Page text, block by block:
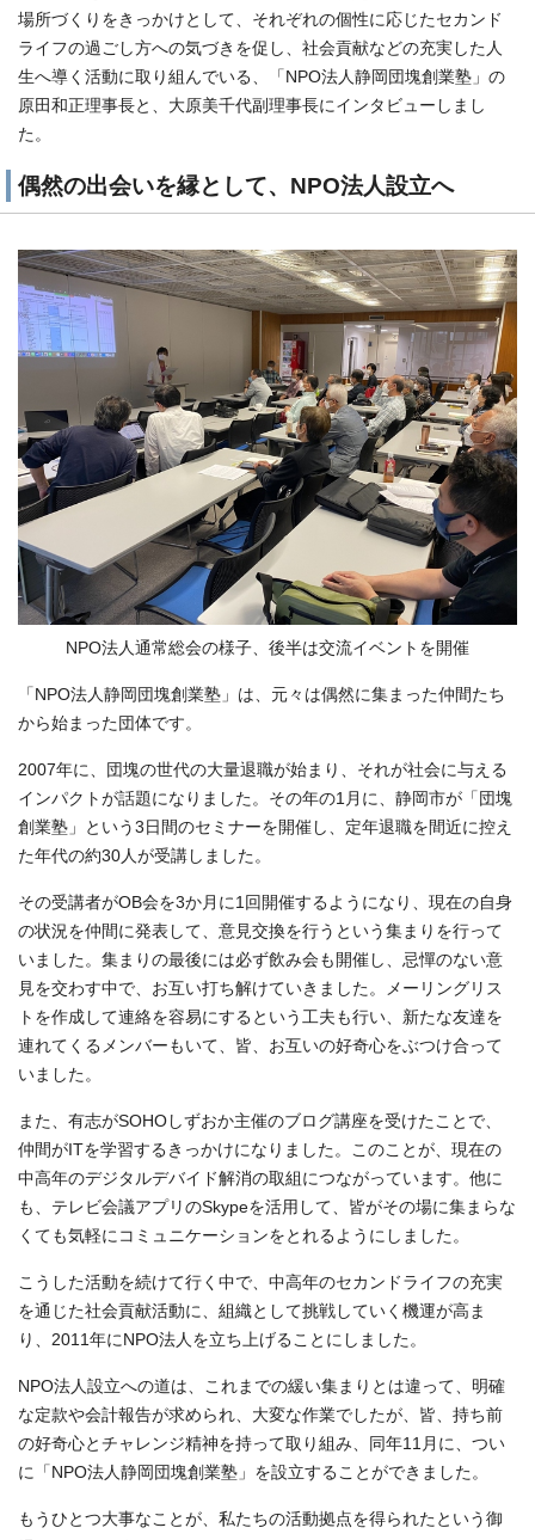
場所づくりをきっかけとして、それぞれの個性に応じたセカンド
ライフの過ごし方への気づきを促し、社会貢献などの充実した人
生へ導く活動に取り組んでいる、「NPO法人静岡団塊創業塾」の
原田和正理事長と、大原美千代副理事長にインタビューしまし
た。
偶然の出会いを縁として、NPO法人設立へ
NPO法人通常総会の様子、後半は交流イベントを開催
「NPO法人静岡団塊創業塾」は、元々は偶然に集まった仲間たち
から始まった団体です。
2007年に、団塊の世代の大量退職が始まり、それが社会に与える
インパクトが話題になりました。その年の1月に、静岡市が「団塊
創業塾」という3日間のセミナーを開催し、定年退職を間近に控え
た年代の約30人が受講しました。
その受講者がOB会を3か月に1回開催するようになり、現在の自身
の状況を仲間に発表して、意見交換を行うという集まりを行って
いました。集まりの最後には必ず飲み会も開催し、忌憚のない意
見を交わす中で、お互い打ち解けていきました。メーリングリス
トを作成して連絡を容易にするという工夫も行い、新たな友達を
連れてくるメンバーもいて、皆、お互いの好奇心をぶつけ合って
いました。
また、有志がSOHOしずおか主催のブログ講座を受けたことで、
仲間がITを学習するきっかけになりました。このことが、現在の
中高年のデジタルデバイド解消の取組につながっています。他に
も、テレビ会議アプリのSkypeを活用して、皆がその場に集まらな
くても気軽にコミュニケーションをとれるようにしました。
こうした活動を続けて行く中で、中高年のセカンドライフの充実
を通じた社会貢献活動に、組織として挑戦していく機運が高ま
り、2011年にNPO法人を立ち上げることにしました。
NPO法人設立への道は、これまでの緩い集まりとは違って、明確
な定款や会計報告が求められ、大変な作業でしたが、皆、持ち前
の好奇心とチャレンジ精神を持って取り組み、同年11月に、つい
に「NPO法人静岡団塊創業塾」を設立することができました。
もうひとつ大事なことが、私たちの活動拠点を得られたという御